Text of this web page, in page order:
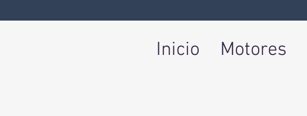
Inicio Motores